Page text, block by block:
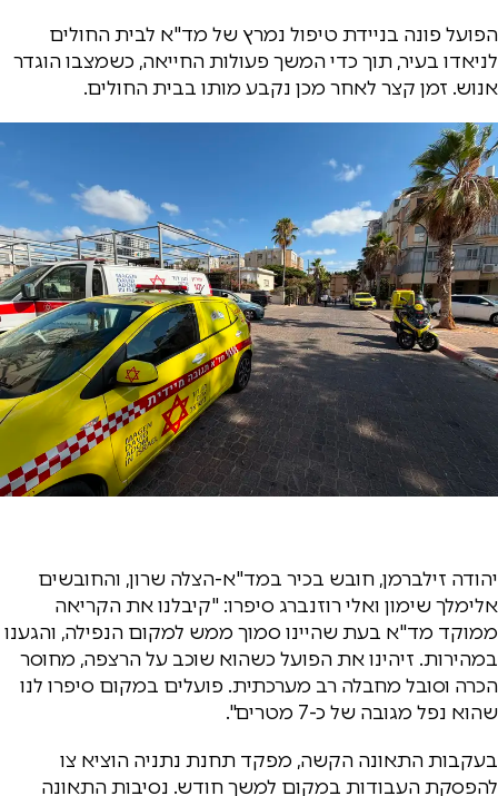
הפועל פונה בניידת טיפול נמרץ של מד"א לבית החולים
לניאדו בעיר, תוך כדי המשך פעולות החייאה, כשמצבו הוגדר
אנוש. זמן קצר לאחר מכן נקבע מותו בבית החולים.
יהודה זילברמן, חובש בכיר במד"א-הצלה שרון, והחובשים
אלימלך שימון ואלי רוזנברג סיפרו: "קיבלנו את הקריאה
ממוקד מד"א בעת שהיינו סמוך ממש למקום הנפילה, והגענו
במהירות. זיהינו את הפועל כשהוא שוכב על הרצפה, מחוסר
הכרה וסובל מחבלה רב מערכתית. פועלים במקום סיפרו לנו
שהוא נפל מגובה של כ-7 מטרים".
בעקבות התאונה הקשה, מפקד תחנת נתניה הוציא צו
להפסקת העבודות במקום למשך חודש. נסיבות התאונה